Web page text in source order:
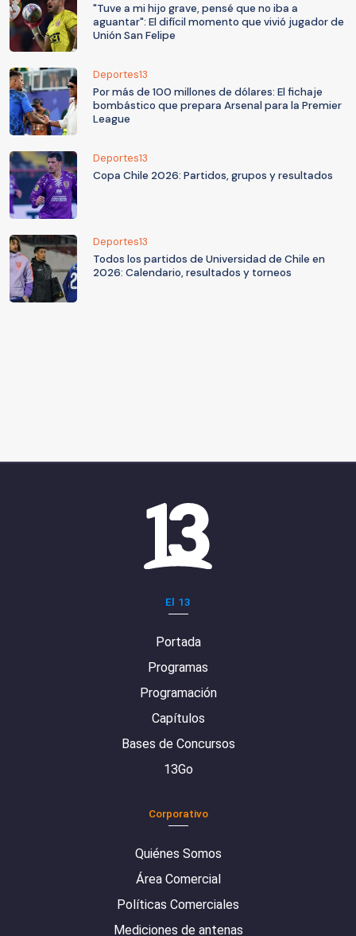
"Tuve a mi hijo grave, pensé que no iba a
aguantar": El difícil momento que vivió jugador de
Unión San Felipe
Deportes13
Por más de 100 millones de dólares: El fichaje
bombástico que prepara Arsenal para la Premier
League
Deportes13
Copa Chile 2026: Partidos, grupos y resultados
Deportes13
Todos los partidos de Universidad de Chile en
2026: Calendario, resultados y torneos
El 13
Portada
Programas
Programación
Capítulos
Bases de Concursos
13Go
Corporativo
Quiénes Somos
Área Comercial
Políticas Comerciales
Mediciones de antenas